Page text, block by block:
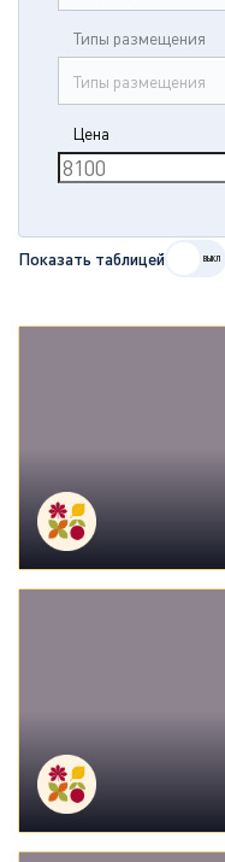
Типы размещения
Типы размещения
Цена
Показать таблицей